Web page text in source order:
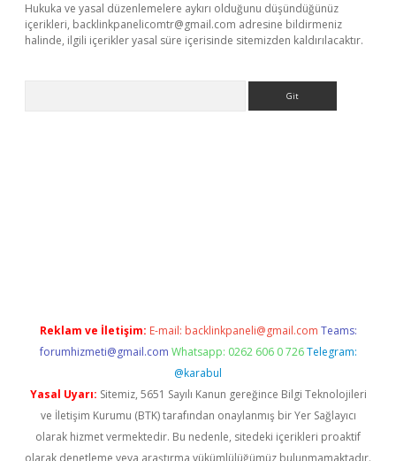
Hukuka ve yasal düzenlemelere aykırı olduğunu düşündüğünüz
içerikleri, backlinkpanelicomtr@gmail.com adresine bildirmeniz
halinde, ilgili içerikler yasal süre içerisinde sitemizden kaldırılacaktır.
Reklam ve İletişim: E-mail: backlinkpaneli@gmail.com Teams:
forumhizmeti@gmail.com Whatsapp: 0262 606 0 726 Telegram:
@karabul
Yasal Uyarı: Sitemiz, 5651 Sayılı Kanun gereğince Bilgi Teknolojileri
ve İletişim Kurumu (BTK) tarafından onaylanmış bir Yer Sağlayıcı
olarak hizmet vermektedir. Bu nedenle, sitedeki içerikleri proaktif
olarak denetleme veya araştırma yükümlülüğümüz bulunmamaktadır.